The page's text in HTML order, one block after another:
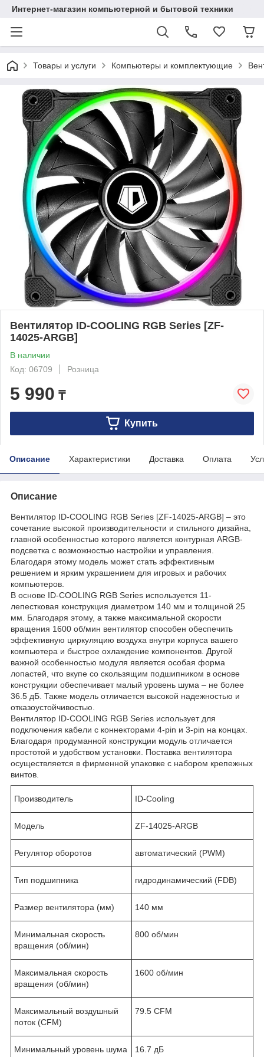
Интернет-магазин компьютерной и бытовой техники
Товары и услуги Компьютеры и комплектующие
Вентилятор ID-COOLING RGB Series [ZF-
14025-ARGB]
В наличии
Код: 06709
Розница
5 990 ₸
Купить
Описание Характеристики Доставка Оплата
Описание
Вентилятор ID-COOLING RGB Series [ZF-14025-ARGB] – это
сочетание высокой производительности и стильного дизайна,
главной особенностью которого является контурная ARGB-
подсветка с возможностью настройки и управления.
Благодаря этому модель может стать эффективным
решением и ярким украшением для игровых и рабочих
компьютеров.
В основе ID-COOLING RGB Series используется 11-
лепестковая конструкция диаметром 140 мм и толщиной 25
мм. Благодаря этому, а также максимальной скорости
вращения 1600 об/мин вентилятор способен обеспечить
эффективную циркуляцию воздуха внутри корпуса вашего
компьютера и быстрое охлаждение компонентов. Другой
важной особенностью модуля является особая форма
лопастей, что вкупе со скользящим подшипником в основе
конструкции обеспечивает малый уровень шума – не более
36.5 дБ. Также модель отличается высокой надежностью и
отказоустойчивостью.
Вентилятор ID-COOLING RGB Series использует для
подключения кабели с коннекторами 4-pin и 3-pin на концах.
Благодаря продуманной конструкции модуль отличается
простотой и удобством установки. Поставка вентилятора
осуществляется в фирменной упаковке с набором крепежных
винтов.
Производитель ID-Cooling
Модель ZF-14025-ARGB
Регулятор оборотов автоматический (PWM)
Тип подшипника гидродинамический (FDB)
Размер вентилятора (мм) 140 мм
Минимальная скорость
вращения (об/мин)
800 об/мин
Максимальная скорость
вращения (об/мин)
1600 об/мин
Максимальный воздушный
поток (CFM)
79.5 CFM
Минимальный уровень шума
16.7 дБ